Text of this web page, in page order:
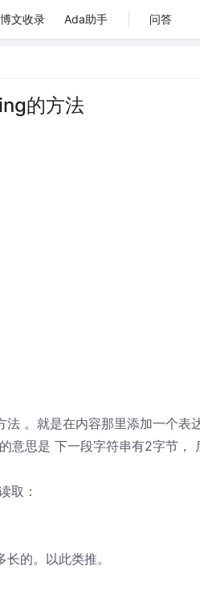
博文收录 Ada助手 问答
的方法
。就是在内容那里添加一个表达
思是 下一段字符串有2字节，
取：
的。以此类推。